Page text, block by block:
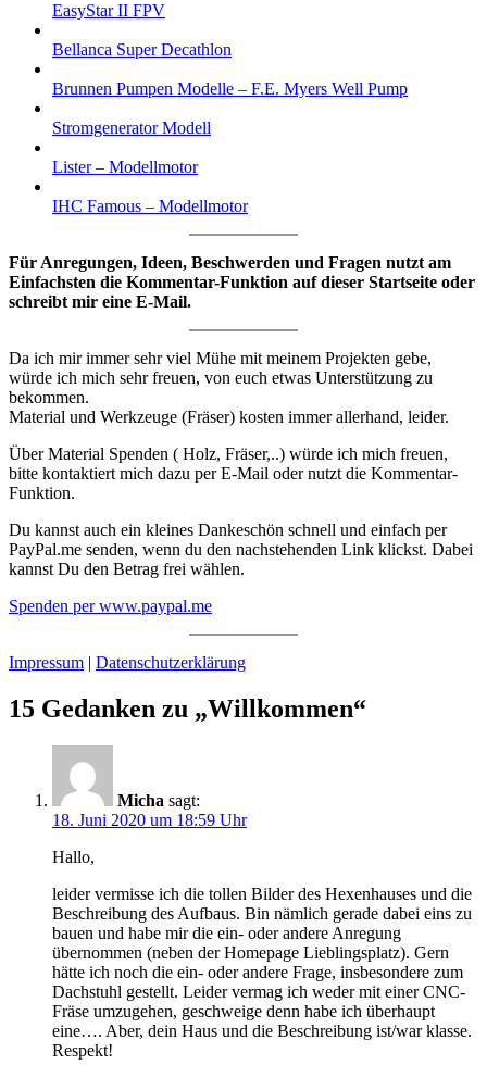
EasyStar II FPV
Bellanca Super Decathlon
Brunnen Pumpen Modelle – F.E. Myers Well Pump
Stromgenerator Modell
Lister – Modellmotor
IHC Famous – Modellmotor
Für Anregungen, Ideen, Beschwerden und Fragen nutzt am
Einfachsten die Kommentar-Funktion auf dieser Startseite oder
schreibt mir eine E-Mail.
Da ich mir immer sehr viel Mühe mit meinem Projekten gebe,
würde ich mich sehr freuen, von euch etwas Unterstützung zu
bekommen.
Material und Werkzeuge (Fräser) kosten immer allerhand, leider.
Über Material Spenden ( Holz, Fräser,..) würde ich mich freuen,
bitte kontaktiert mich dazu per E-Mail oder nutzt die Kommentar-
Funktion.
Du kannst auch ein kleines Dankeschön schnell und einfach per
PayPal.me senden, wenn du den nachstehenden Link klickst. Dabei
kannst Du den Betrag frei wählen.
Spenden per www.paypal.me
Impressum | Datenschutzerklärung
15 Gedanken zu „Willkommen“
Micha sagt:
18. Juni 2020 um 18:59 Uhr
Hallo,
leider vermisse ich die tollen Bilder des Hexenhauses und die
Beschreibung des Aufbaus. Bin nämlich gerade dabei eins zu
bauen und habe mir die ein- oder andere Anregung
übernommen (neben der Homepage Lieblingsplatz). Gern
hätte ich noch die ein- oder andere Frage, insbesondere zum
Dachstuhl gestellt. Leider vermag ich weder mit einer CNC-
Fräse umzugehen, geschweige denn habe ich überhaupt
eine…. Aber, dein Haus und die Beschreibung ist/war klasse.
Respekt!